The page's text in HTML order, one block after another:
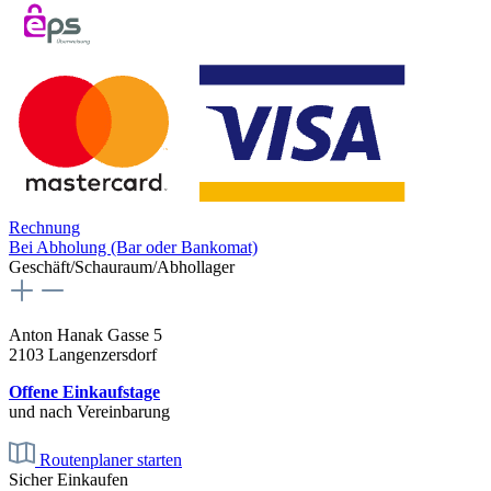
Rechnung
Bei Abholung (Bar oder Bankomat)
Geschäft/Schauraum/Abhollager
Anton Hanak Gasse 5
2103 Langenzersdorf
Offene Einkaufstage
und nach Vereinbarung
Routenplaner starten
Sicher Einkaufen